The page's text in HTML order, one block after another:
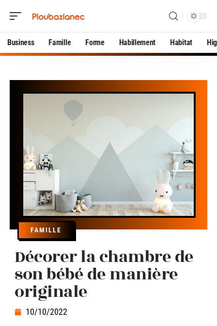
Business Famille Forme Habillement Habitat
FAMILLE
Décorer la chambre de
son bébé de manière
originale
10/10/2022